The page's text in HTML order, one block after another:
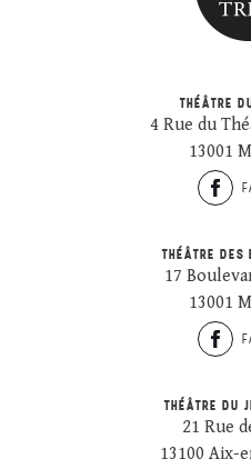
THÉÂTRE
4 Rue du
13001
THÉÂTRE DES
17
13001
THÉÂTRE DU
21 Rue
13100 Aix-